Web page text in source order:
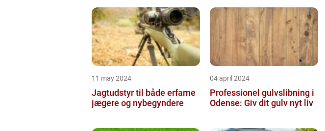
11 may 2024
Jagtudstyr til både erfarne
jægere og nybegyndere
04 april 2024
Professionel gulvslibning i
Odense: Giv dit gulv nyt liv